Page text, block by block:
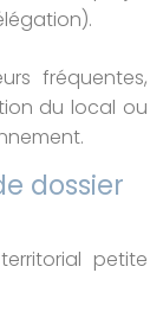
fréquentes,
du local ou
dossier
petite